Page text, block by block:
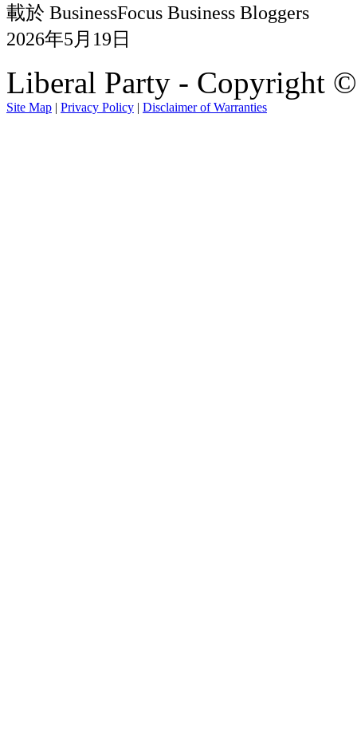
載於 BusinessFocus Business Bloggers
2026年5月19日
Liberal Party - Copyright
Site Map | Privacy Policy | Disclaimer of Warranties